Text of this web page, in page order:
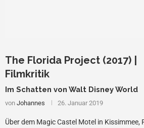
The Florida Project (2017) |
Filmkritik
Im Schatten von Walt Disney World
von Johannes 26. Januar 2019
Über dem Magic Castel Motel in Kissimmee,